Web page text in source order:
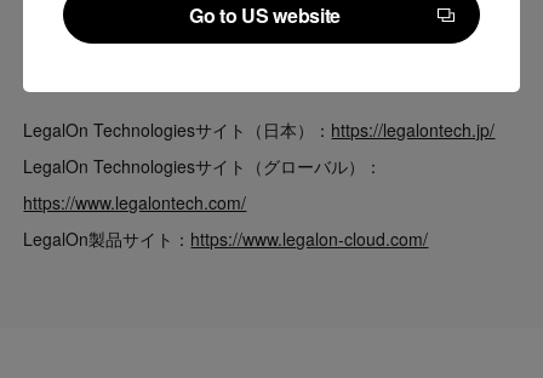
Go to US website
Go to US website
なお、日本では2025年10月下旬より順次ブランドの変更を実施
LegalOn Technologiesサイト（日本）： https://legalontech.jp/
LegalOn Technologiesサイト（グローバル）：
https://www.legalontech.com/
LegalOn製品サイト： https://www.legalon-cloud.com/